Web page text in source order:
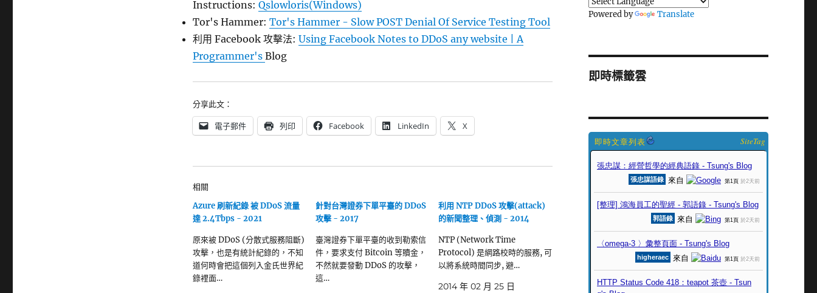
Instructions: Qslowloris(Windows)
Tor's Hammer: Tor's Hammer - Slow POST Denial Of Service Testing Tool
利用 Facebook 攻擊法: Using Facebook Notes to DDoS any website | A
Programmer's Blog
分享此文：
電子郵件 列印 Facebook LinkedIn X
相關
Azure 刷新紀錄 被 DDoS 流量
達 2.4Tbps - 2021
原來被 DDoS (分散式服務阻斷)
攻擊，也是有統計紀錄的，不知
道何時會把這個列入金氏世界紀
錄裡面…
針對台灣證券下單平臺的 DDoS
攻擊 - 2017
臺灣證券下單平臺的收到勒索信
件，要求支付 Bitcoin 等贖金，
不然就要發動 DDoS 的攻擊，
這…
利用 NTP DDoS 攻擊(attack)
的新聞整理、偵測 - 2014
NTP (Network Time
Protocol) 是網路校時的服務, 可
以將系統時間同步, 避…
2014 年 02 月 25 日
Powered by Translate
即時標籤雲
SiteTag